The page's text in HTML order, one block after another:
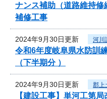
ナンス補助（道路維持
補修工事
2024年9月30日更新 河川
令和6年度岐阜県水防訓
（下半期分 ）
2024年9月30日更新 郡上
【建設工事】単河工第